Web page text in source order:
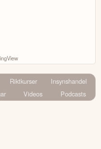
Riktkurser
Insynshandel
Videos Podcasts